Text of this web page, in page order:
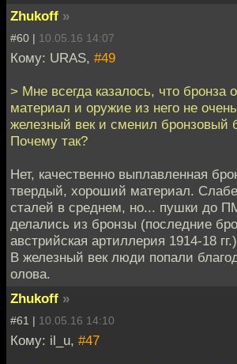
Zhukoff »
#60 | 10.05.16 14:07
Кому: URAS, #49
> Мне всегда казалось, что бронза
материал и оружие из него не
железный век и сменил бронзовый
Почему так?
Нет, качественно выплавленная
твердый, хороший материал.
сталей в среднем, но... пушки до
делались из бронзы (последние
австрийская артиллерия 1914-18
В железный век люди попали
олова.
Zhukoff »
#61 | 10.05.16 14:10
Кому: il_u, #47